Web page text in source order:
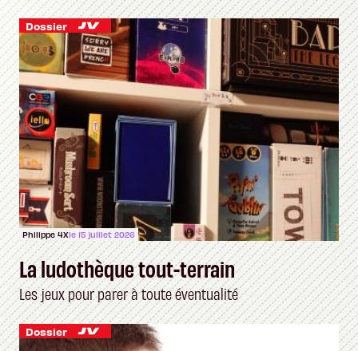
Dossier
Philippe 4Xle 15 juillet 2026
La ludothèque tout-terrain
Les jeux pour parer à toute éventualité
Dossier